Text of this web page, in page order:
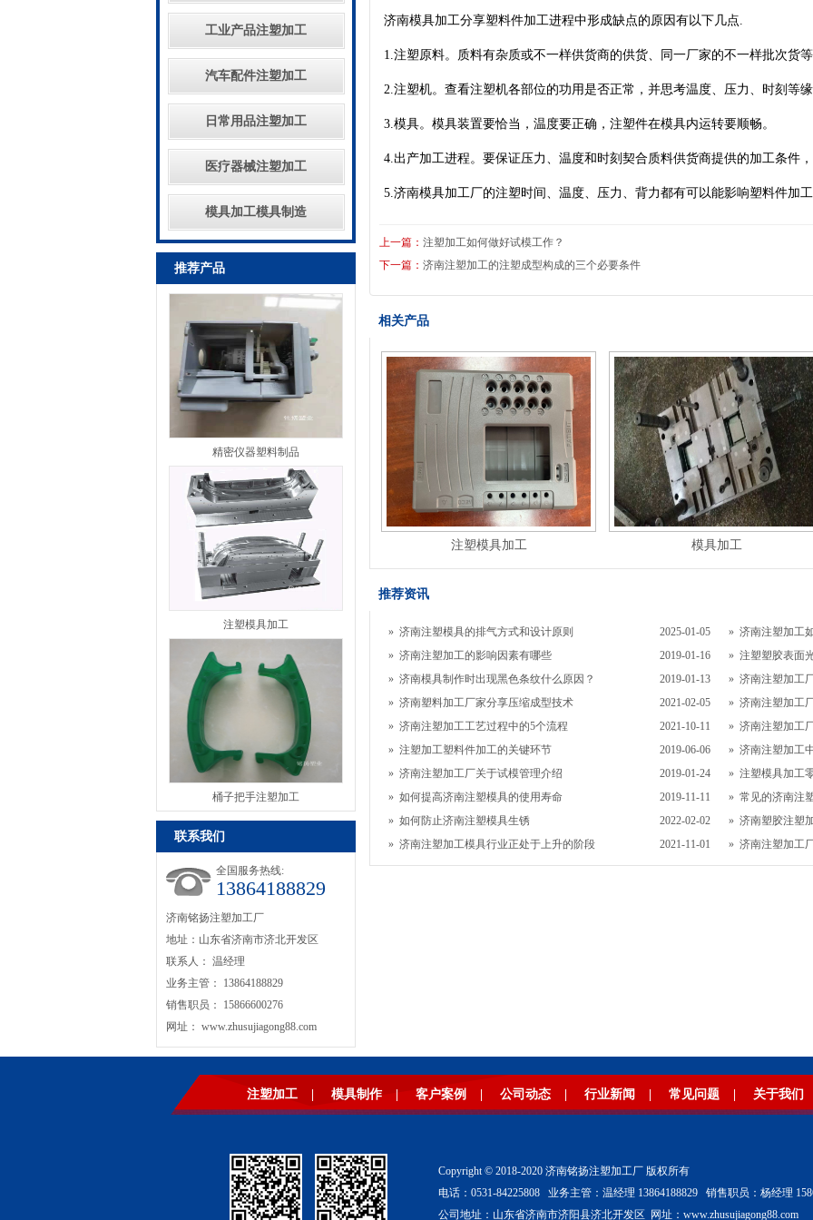
工业产品注塑加工
汽车配件注塑加工
日常用品注塑加工
医疗器械注塑加工
模具加工模具制造
推荐产品
精密仪器塑料制品
注塑模具加工
桶子把手注塑加工
联系我们
全国服务热线:
13864188829
济南铭扬注塑加工厂
地址：山东省济南市济北开发区
联系人： 温经理
业务主管： 13864188829
销售职员： 15866600276
网址： www.zhusujiagong88.com
济南模具加工分享塑料件加工进程中形成缺点的原因有以下几点.
1.注塑原料。质料有杂质或不一样供货商的供货、同一厂家的不一样批次货
2.注塑机。查看注塑机各部位的功用是否正常，并思考温度、压力、时刻等
3.模具。模具装置要恰当，温度要正确，注塑件在模具内运转要顺畅。
4.出产加工进程。要保证压力、温度和时刻契合质料供货商提供的加工条件
5.济南模具加工厂的注塑时间、温度、压力、背力都有可以能影响塑料件加
上一篇： 注塑加工如何做好试模工作？
下一篇： 济南注塑加工的注塑成型构成的三个必要条件
相关产品
注塑模具加工 模具加工
推荐资讯
2025-01-05
» 济南注塑模具的排气方式和设计原则 » 济南注塑加工
2019-01-16
» 济南注塑加工的影响因素有哪些 » 注塑塑胶表面
2019-01-13
» 济南模具制作时出现黑色条纹什么原因？ » 济南注塑加工
2021-02-05
» 济南塑料加工厂家分享压缩成型技术 » 济南注塑加工
2021-10-11
» 济南注塑加工工艺过程中的5个流程 » 济南注塑加工
2019-06-06
» 注塑加工塑料件加工的关键环节 » 济南注塑加工
2019-01-24
» 济南注塑加工厂关于试模管理介绍 » 注塑模具加工
2019-11-11
» 如何提高济南注塑模具的使用寿命 » 常见的济南注
2022-02-02
» 如何防止济南注塑模具生锈 » 济南塑胶注塑
2021-11-01
» 济南注塑加工模具行业正处于上升的阶段 » 济南注塑加工
注塑加工 模具制作 客户案例 公司动态 行业新闻 常见问题 关于我们
Copyright © 2018-2020 济南铭扬注塑加工厂 版权所有
电话：0531-84225808 业务主管：温经理 13864188829 销售职员：杨经理
公司地址：山东省济南市济阳县济北开发区 网址：www.zhusujiagong88.com